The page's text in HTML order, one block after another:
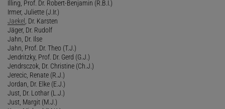
Illing, Prof. Dr. Robert-Benjamin (R.B.I.)
Irmer, Juliette (J.Ir.)
Jaekel , Dr. Karsten
Jäger, Dr. Rudolf
Jahn, Dr. Ilse
Jahn, Prof. Dr. Theo (T.J.)
Jendritzky, Prof. Dr. Gerd (G.J.)
Jendrsczok, Dr. Christine (Ch.J.)
Jerecic, Renate (R.J.)
Jordan, Dr. Elke (E.J.)
Just, Dr. Lothar (L.J.)
Just, Margit (M.J.)